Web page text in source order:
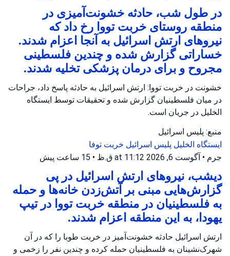
در طول شب، حادثه خشونت‌آمیزی در
منطقه روستای خربت تووا رخ داد که
نیروهای ارتش اسرائیل به آنجا اعزام شدند.
خساراتی گزارش شده و چندین فلسطینی
مجروح و برای درمان پزشکی تخلیه شدند.
خشونت در خربت تووا: ارتش اسرائیل به حادثه پاسخ داد، جراحات
در میان فلسطینیان گزارش شده و تحقیقات توسط ایستگاه
الخلیل در جریان است.
منبع: پلیس اسرائیل
ایستگاه الخلیل پلیس اسرائیل خربت توفا
جرم • آگوست 6, 2026 at 11:12 ق.ظ • 15 ساعت پیش
دیشب، نیروهای ارتش اسرائیل در پی
گزارش‌هایی مبنی بر آتش‌زدن خانه‌ها و حمله
به فلسطینیان در منطقه خربت تووا در تیپ
یهودا، به این منطقه اعزام شدند.
ارتش اسرائیل حادثه خشونت‌آمیز در خربت طوبا را که در آن
شهرک‌نشینان به فلسطینیان حمله کرده و چندین نفر را زخمی و